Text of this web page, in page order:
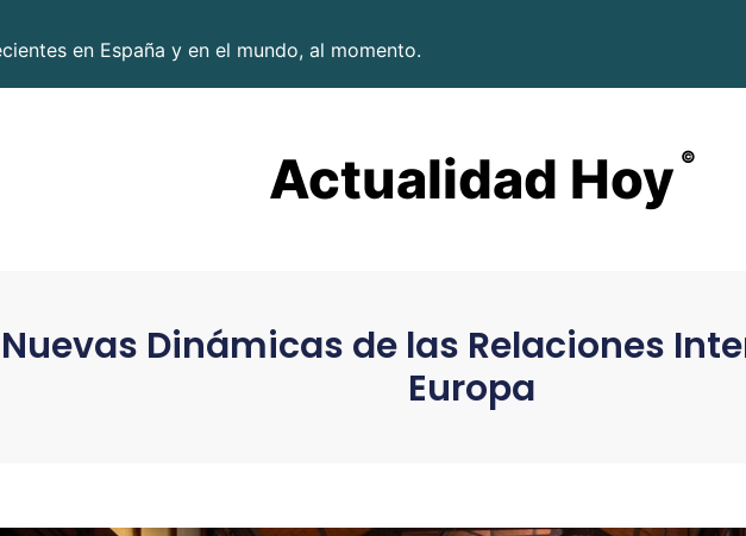
en España y en el mundo, al momento.
Actualidad Hoy ©
Dinámicas de las Relaciones
Europa